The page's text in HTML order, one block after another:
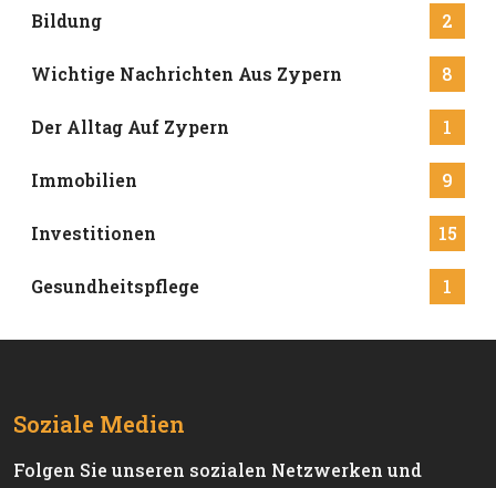
Bildung 2
Wichtige Nachrichten Aus Zypern 8
Der Alltag Auf Zypern 1
Immobilien 9
Investitionen 15
Gesundheitspflege 1
Soziale Medien
Folgen Sie unseren sozialen Netzwerken und